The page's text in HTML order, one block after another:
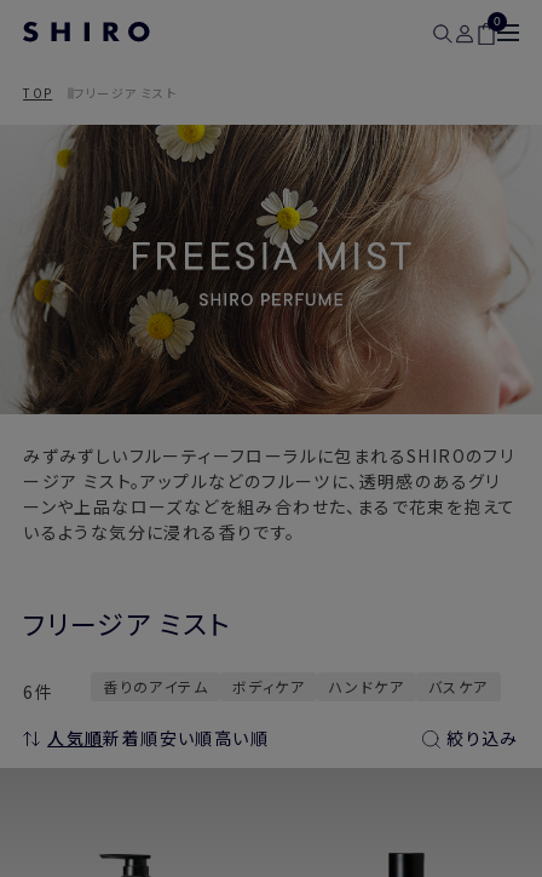
0
TOP フリージア ミスト
みずみずしいフルーティーフローラルに包まれるSHIROのフリ
ージア ミスト。アップルなどのフルーツに、透明感のあるグリ
ーンや上品なローズなどを組み合わせた、まるで花束を抱えて
いるような気分に浸れる香りです。
フリージア ミスト
6件 香りのアイテム ボディケア ハンドケア バスケア
人気順新着順安い順高い順 絞り込み